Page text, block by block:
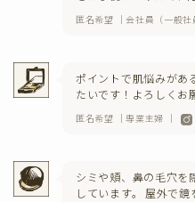
匿名希望 ｜会社員（一般社
ポイントで肌悩みがあ
たいです！よろしくお
匿名希望 ｜専業主婦 ｜
シミや頬、鼻の毛穴を
しています。 屋外で